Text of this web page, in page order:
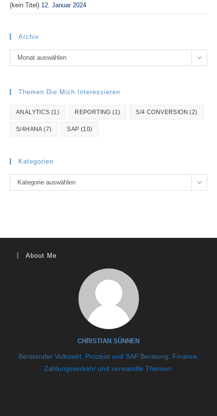
(kein Titel) 12. Januar 2024
Archiv
Archiv
Monat auswählen
Themen Die Mich Interessieren
ANALYTICS (1) REPORTING (1) S/4 CONVERSION (2)
S/4HANA(7) SAP (10)
Kategorien
Kategorien
Kategorie auswählen
About Me
CHRISTIAN SÜNNEN
Beratender Volkswirt. Prozess und SAP Beratung. Finance,
Zahlungsverkehr und verwandte Themen.